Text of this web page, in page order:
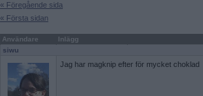
« Föregående sida
« Första sidan
Användare
Inlägg
siwu
Jag har magknip efter för mycket choklad